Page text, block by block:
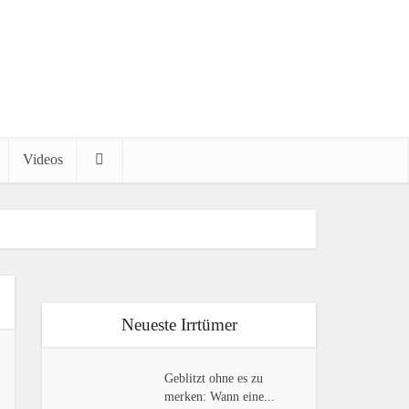
Videos
Neueste Irrtümer
Geblitzt ohne es zu
merken: Wann eine...